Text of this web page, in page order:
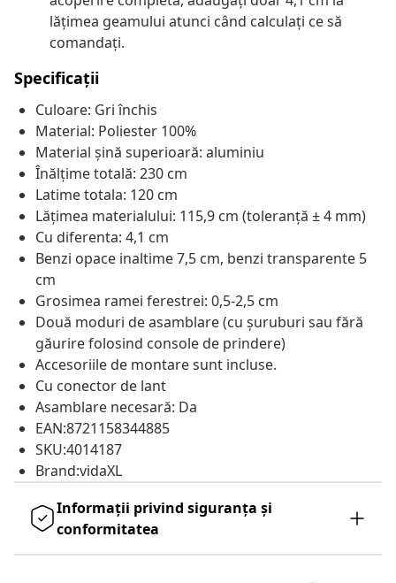
lățimea geamului atunci când calculați ce să
comandați.
Specificații
Culoare: Gri închis
Material: Poliester 100%
Material șină superioară: aluminiu
Înălțime totală: 230 cm
Latime totala: 120 cm
Lățimea materialului: 115,9 cm (toleranță ± 4 mm)
Cu diferenta: 4,1 cm
Benzi opace inaltime 7,5 cm, benzi transparente 5
cm
Grosimea ramei ferestrei: 0,5-2,5 cm
Două moduri de asamblare (cu șuruburi sau fără
găurire folosind console de prindere)
Accesoriile de montare sunt incluse.
Cu conector de lant
Asamblare necesară: Da
EAN:8721158344885
SKU:4014187
Brand:vidaXL
Informații privind siguranța și
conformitatea